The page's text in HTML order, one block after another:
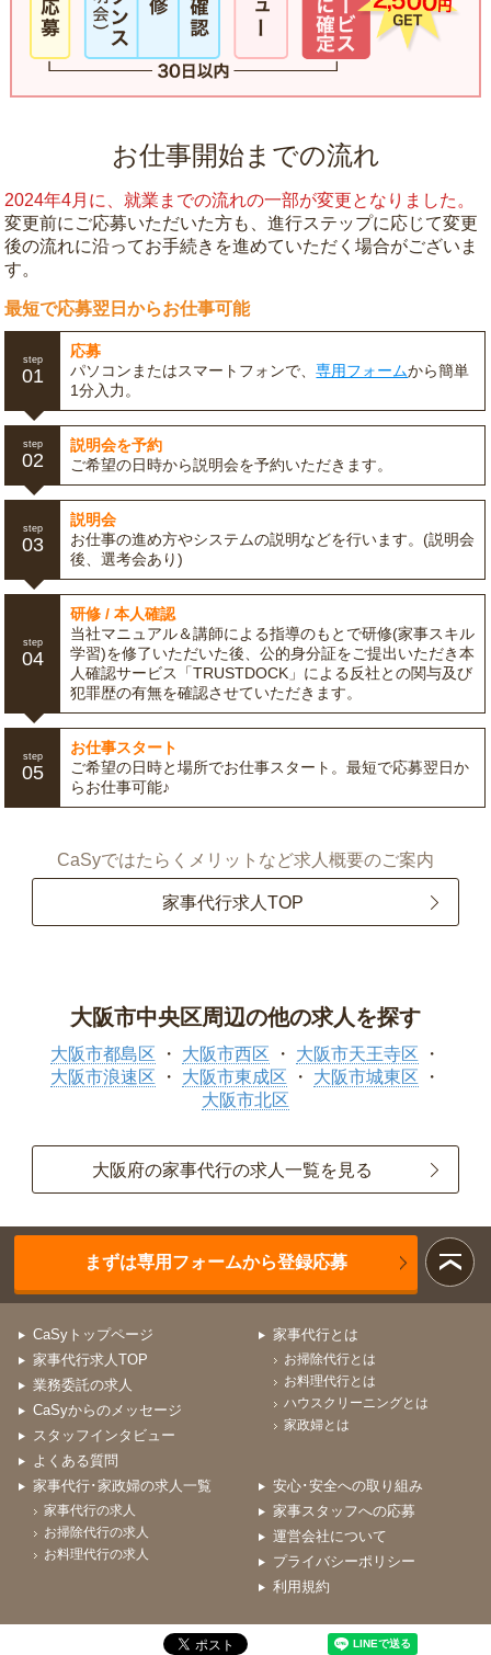
お仕事開始までの流れ
2024年4月に、就業までの流れの一部が変更となりました。
変更前にご応募いただいた方も、進行ステップに応じて変更
後の流れに沿ってお手続きを進めていただく場合がございま
す。
最短で応募翌日からお仕事可能
step
01
応募
パソコンまたはスマートフォンで、専用フォームから簡単
1分入力。
step
02
説明会を予約
ご希望の日時から説明会を予約いただきます。
step
03
説明会
お仕事の進め方やシステムの説明などを行います。(説明会
後、選考会あり)
step
04
研修 / 本人確認
当社マニュアル＆講師による指導のもとで研修(家事スキル
学習)を修了いただいた後、公的身分証をご提出いただき本
人確認サービス「TRUSTDOCK」による反社との関与及び
犯罪歴の有無を確認させていただきます。
step
05
お仕事スタート
ご希望の日時と場所でお仕事スタート。最短で応募翌日か
らお仕事可能♪
CaSyではたらくメリットなど求人概要のご案内
家事代行求人TOP
大阪市中央区周辺の他の求人を探す
大阪市都島区 大阪市西区
大阪市天王寺区
大阪市浪速区
大阪市東成区
大阪市城東区
大阪市北区
大阪府の家事代行の求人一覧を見る
まずは専用フォームから登録応募
CaSyトップページ
家事代行求人TOP
業務委託の求人
CaSyからのメッセージ
スタッフインタビュー
よくある質問
家事代行とは
お掃除代行とは
お料理代行とは
ハウスクリーニングとは
家政婦とは
家事代行･家政婦の求人一覧
家事代行の求人
お掃除代行の求人
お料理代行の求人
安心･安全への取り組み
家事スタッフへの応募
運営会社について
プライバシーポリシー
利用規約